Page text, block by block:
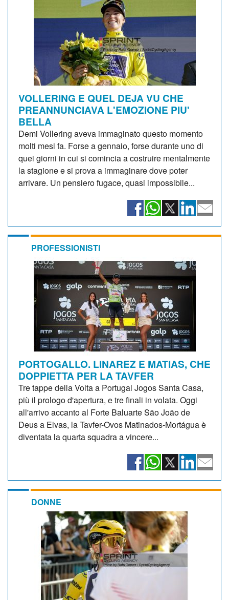
VOLLERING E QUEL DEJA VU CHE
PREANNUNCIAVA L'EMOZIONE PIU'
BELLA
Demi Vollering aveva immaginato questo momento
molti mesi fa. Forse a gennaio, forse durante uno di
quei giorni in cui si comincia a costruire mentalmente
la stagione e si prova a immaginare dove poter
arrivare. Un pensiero fugace, quasi impossibile...
PROFESSIONISTI
PORTOGALLO. LINAREZ E MATIAS, CHE
DOPPIETTA PER LA TAVFER
Tre tappe della Volta a Portugal Jogos Santa Casa,
più il prologo d'apertura, e tre finali in volata. Oggi
all'arrivo accanto al Forte Baluarte São João de
Deus a Elvas, la Tavfer-Ovos Matinados-Mortágua è
diventata la quarta squadra a vincere...
DONNE